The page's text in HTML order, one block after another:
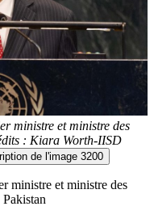
ministre et ministre des
: Kiara Worth-IISD
de l'image 3200
ministre et ministre des